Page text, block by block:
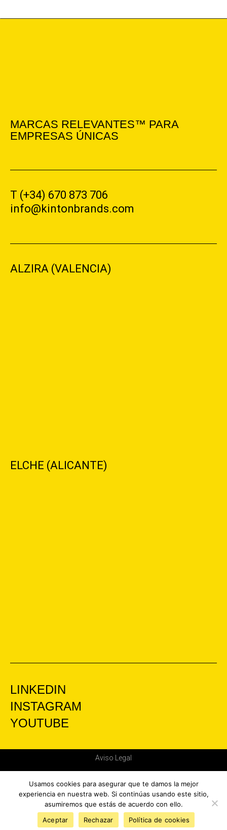
MARCAS RELEVANTES™ PARA
EMPRESAS ÚNICAS
T (+34) 670 873 706
info@kintonbrands.com
ALZIRA (VALENCIA)
ELCHE (ALICANTE)
LINKEDIN
INSTAGRAM
YOUTUBE
Aviso Legal
© KINTON BRANDS 2026. Todos los derechos reservados
Usamos cookies para asegurar que te damos la mejor
experiencia en nuestra web. Si continúas usando este sitio,
asumiremos que estás de acuerdo con ello.
Aceptar
Rechazar Política de cookies